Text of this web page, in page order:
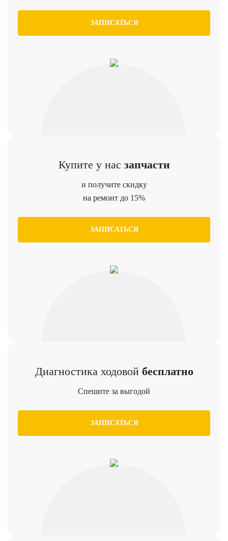
ЗАПИСАТЬСЯ
Купите у нас запчасти
и получите скидку
на ремонт до 15%
ЗАПИСАТЬСЯ
Диагностика ходовой бесплатно
Спешите за выгодой
ЗАПИСАТЬСЯ